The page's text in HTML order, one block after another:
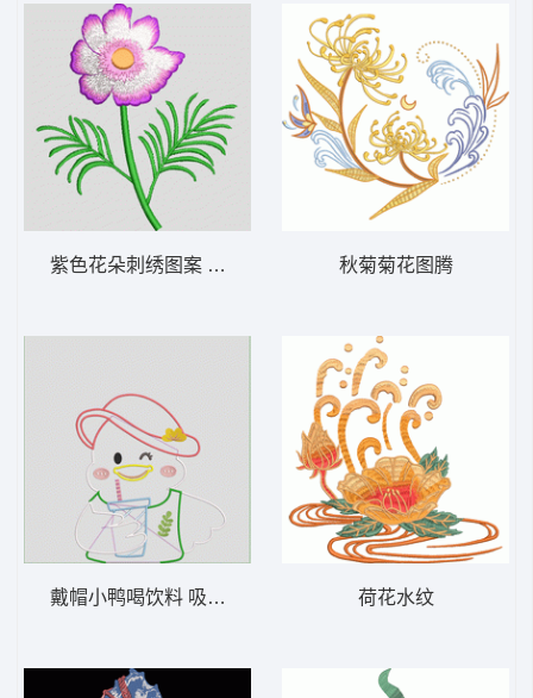
紫色花朵刺绣图案 苏绣花朵
戴帽小鸭喝饮料 吸管鸭- 贴布
秋菊菊花图腾
荷花水纹